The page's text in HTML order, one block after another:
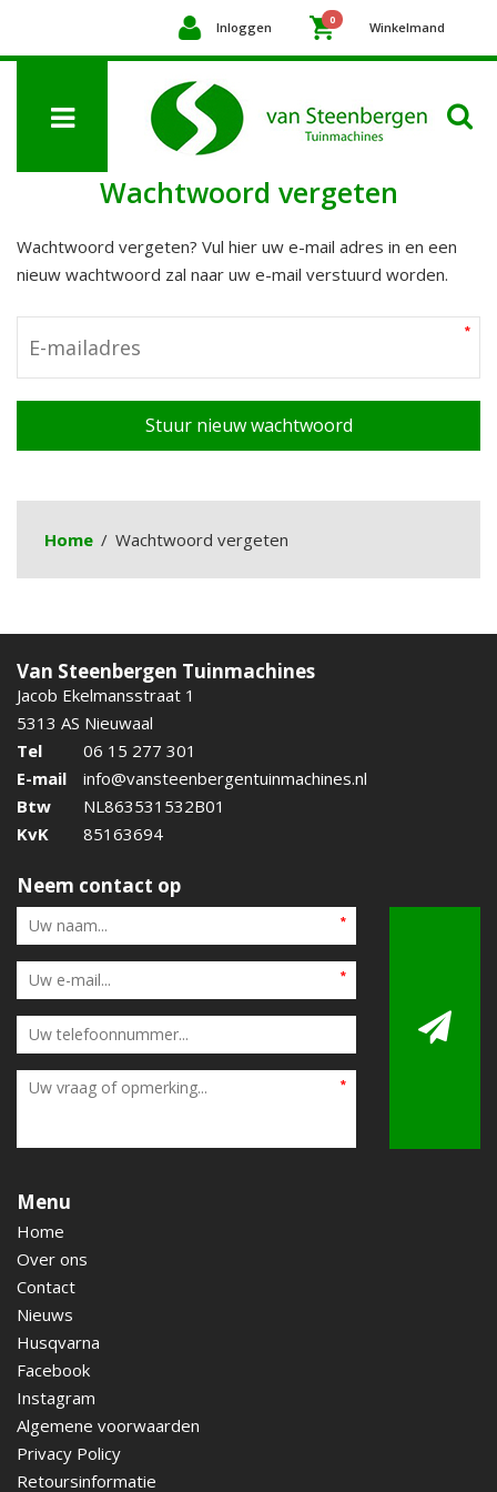
Inloggen 0 Winkelmand
Wachtwoord vergeten
Wachtwoord vergeten? Vul hier uw e-mail adres in en een
nieuw wachtwoord zal naar uw e-mail verstuurd worden.
Home Wachtwoord vergeten
Van Steenbergen Tuinmachines
Jacob Ekelmansstraat 1
5313 AS Nieuwaal
Tel
06 15 277 301
E-mail
info@vansteenbergentuinmachines.nl
Btw
NL863531532B01
KvK
85163694
Neem contact op
Menu
Home
Over ons
Contact
Nieuws
Husqvarna
Facebook
Instagram
Algemene voorwaarden
Privacy Policy
Retoursinformatie